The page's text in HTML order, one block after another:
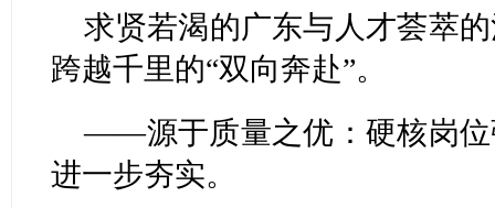
求贤若渴的广东与人才荟萃
跨越千里的“双向奔赴”。
——源于质量之优：硬核岗位
进一步夯实。